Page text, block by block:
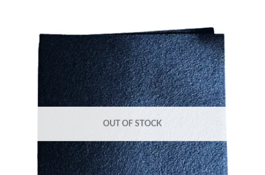
OUT OF STOCK